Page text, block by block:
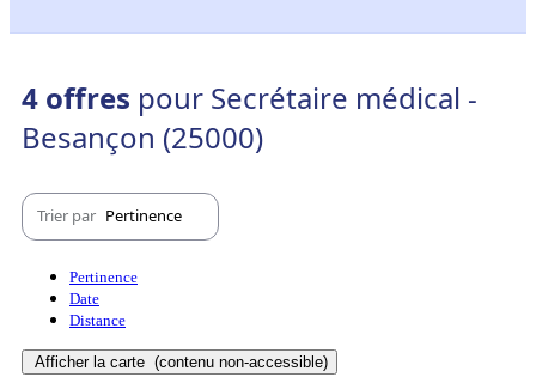
4 offres pour Secrétaire médical -
Besançon (25000)
Trier par Pertinence
Pertinence
Date
Distance
Afficher la carte (contenu non-accessible)